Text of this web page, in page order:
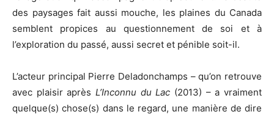
des paysages fait aussi mouche, les plaines du Canada
semblent propices au questionnement de soi et à
l’exploration du passé, aussi secret et pénible soit-il.
L’acteur principal Pierre Deladonchamps – qu’on retrouve
avec plaisir après L’Inconnu du Lac (2013) – a vraiment
quelque(s) chose(s) dans le regard, une manière de dire